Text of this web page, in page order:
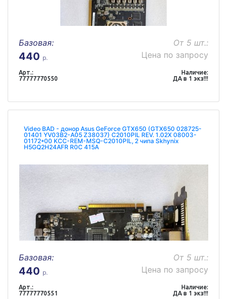
Базовая:
440 р.
От 5 шт.:
Цена по запросу
Арт.:
77777770550
Наличие:
ДА в 1 экз!!!
Video BAD - донор Asus GeForce GTX650 (GTX650 028725-
01401 YV03B2-A05 Z38037) C2010PIL REV. 1.02X 08003-
01172*00 KCC-REM-MSQ-C2010PIL, 2 чипа Skhynix
H5GQ2H24AFR R0C 415A
Базовая:
440 р.
От 5 шт.:
Цена по запросу
Арт.:
77777770551
Наличие:
ДА в 1 экз!!!